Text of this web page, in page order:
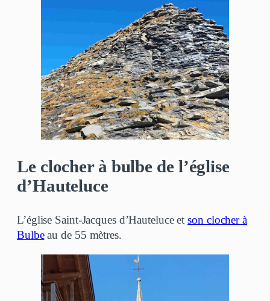
Le clocher à bulbe de l’église
d’Hauteluce
L’église Saint-Jacques d’Hauteluce etson clocher à
Bulbeau de 55 mètres.